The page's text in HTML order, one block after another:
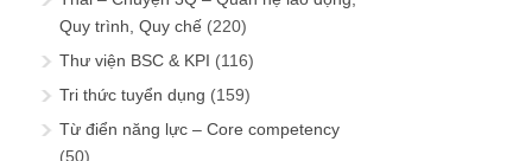
Quy trình, Quy chế (220)
Thư viện BSC & KPI (116)
Tri thức tuyển dụng (159)
Từ điển năng lực – Core competency
(50)